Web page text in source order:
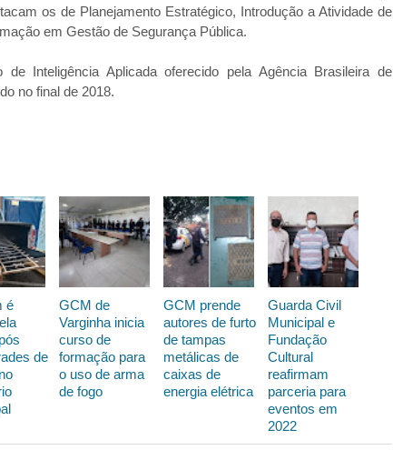
os de Planejamento Estratégico, Introdução a Atividade de
em Gestão de Segurança Pública.
Inteligência Aplicada oferecido pela Agência Brasileira de
no final de 2018.
é
de
GCM de
Varginha inicia
curso de
formação para
o uso de arma
de fogo
GCM prende
autores de furto
de tampas
metálicas de
caixas de
energia elétrica
Guarda Civil
Municipal e
Fundação
Cultural
reafirmam
parceria para
eventos em
2022